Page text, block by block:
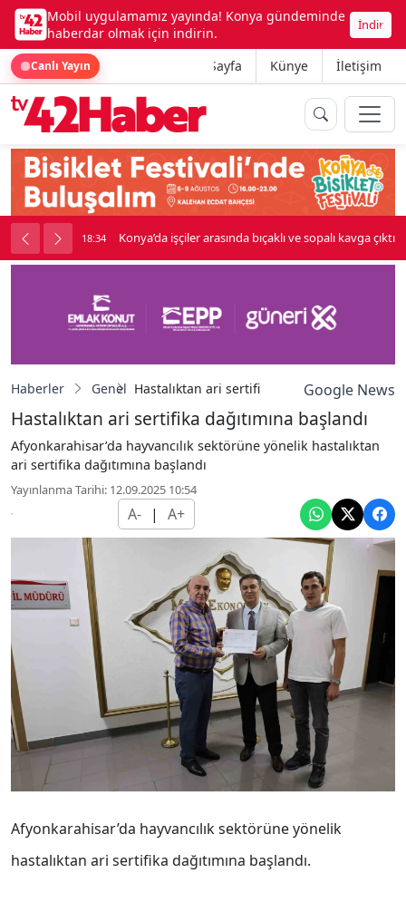
Mobil uygulamamız yayında! Konya gündeminde
haberdar olmak için indirin.
İndir
Canlı Yayın Ana Sayfa Künye İletişim
18:34 Konya’da işçiler arasında bıçaklı ve sopalı kavga çıktı
Haberler Genel Hastalıktan ari sertifika dağıtımına başlandı
Google News
Hastalıktan ari sertifika dağıtımına başlandı
Afyonkarahisar’da hayvancılık sektörüne yönelik hastalıktan
ari sertifika dağıtımına başlandı
Yayınlanma Tarihi: 12.09.2025 10:54
A- | A+
Afyonkarahisar’da hayvancılık sektörüne yönelik
hastalıktan ari sertifika dağıtımına başlandı.